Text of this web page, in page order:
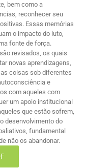
bem como a
reconhecer seu
Essas memórias
o impacto do luto,
fonte de força.
revisados, os quais
novas aprendizagens,
coisas sob diferentes
e
com aqueles com
um apoio institucional
que estão sofrem,
desenvolvimento do
fundamental
não os abandonar.